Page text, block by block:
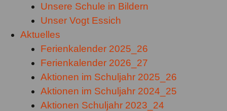
Unsere Schule in Bildern
Unser Vogt Essich
Aktuelles
Ferienkalender 2025_26
Ferienkalender 2026_27
Aktionen im Schuljahr 2025_26
Aktionen im Schuljahr 2024_25
Aktionen Schuljahr 2023_24